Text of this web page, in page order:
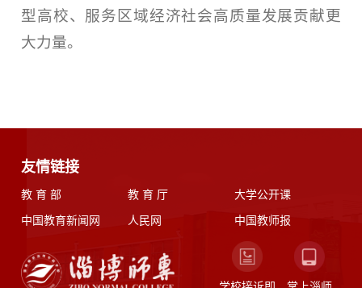
型高校、服务区域经济社会高质量发展贡献更
大力量。
友情链接
教 育 部 教 育 厅
大学公开课
中国教育新闻网
人民网 中国教师报